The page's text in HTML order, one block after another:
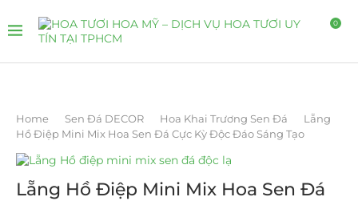
0
Home Sen Đá DECOR Hoa Khai Trương Sen Đá
Lẵng
Hồ Điệp Mini Mix Hoa Sen Đá Cực Kỳ Độc Đáo Sáng Tạo
Lẵng Hồ Điệp Mini Mix Hoa Sen Đá